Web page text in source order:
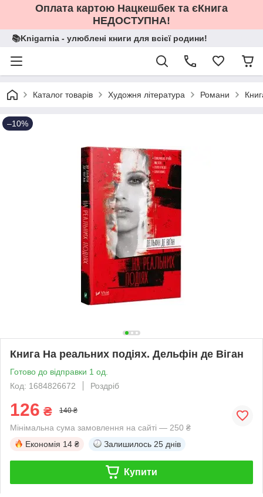
Оплата картою Нацкешбек та єКнига
НЕДОСТУПНА!
📚Knigarnia - улюблені книги для всієї родини!
Каталог товарів Художня література Романи
–10%
Книга На реальних подіях. Дельфін де Віган
Готово до відправки 1 од.
Код: 1684826672
Роздріб
126 ₴ 140 ₴
Мінімальна сума замовлення на сайті — 250 ₴
Економія 14 ₴ Залишилось 25 днів
Купити